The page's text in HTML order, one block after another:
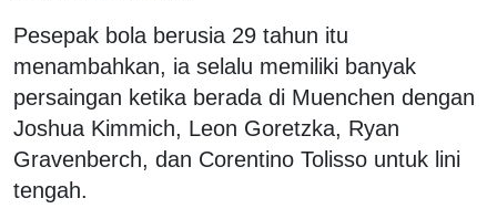
Pesepak bola berusia 29 tahun itu
menambahkan, ia selalu memiliki banyak
persaingan ketika berada di Muenchen dengan
Joshua Kimmich, Leon Goretzka, Ryan
Gravenberch, dan Corentino Tolisso untuk lini
tengah.